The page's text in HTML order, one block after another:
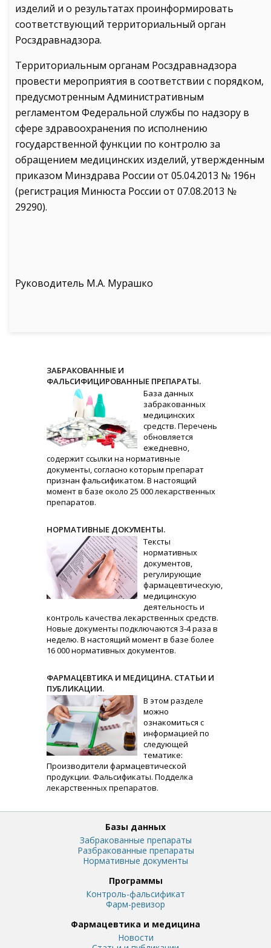
изделий и о результатах проинформировать
соответствующий территориальный орган
Росздравнадзора.
Территориальным органам Росздравнадзора
провести мероприятия в соответствии с порядком,
предусмотренным Административным
регламентом Федеральной службы по надзору в
сфере здравоохранения по исполнению
государственной функции по контролю за
обращением медицинских изделий, утвержденным
приказом Минздрава России от 05.04.2013 № 196н
(регистрация Минюста России от 07.08.2013 №
29290).
Руководитель М.А. Мурашко
ЗАБРАКОВАННЫЕ И
ФАЛЬСИФИЦИРОВАННЫЕ ПРЕПАРАТЫ.
База данных
забракованных
медицинских
средств. Перечень
обновляется
ежедневно,
содержит ссылки на нормативные
документы, согласно которым препарат
признан фальсификатом. В настоящий
момент в базе около 25 000 лекарственных
препаратов.
НОРМАТИВНЫЕ ДОКУМЕНТЫ.
Тексты
нормативных
документов,
регулирующие
фармацевтическую,
медицинскую
деятельность и
контроль качества лекарственных средств.
Новые документы подключаются 3-4 раза в
неделю. В настоящий момент в базе более
16 000 нормативных документов.
ФАРМАЦЕВТИКА И МЕДИЦИНА. СТАТЬИ И
ПУБЛИКАЦИИ.
В этом разделе
можно
ознакомиться с
информацией по
следующей
тематике:
Производители фармацевтической
продукции. Фальсификаты. Подделка
лекарственных препаратов.
Базы данных
Забракованные препараты
Разбракованные препараты
Нормативные документы
Программы
Контроль-фальсификат
Фарм-ревизор
Фармацевтика и медицина
Новости